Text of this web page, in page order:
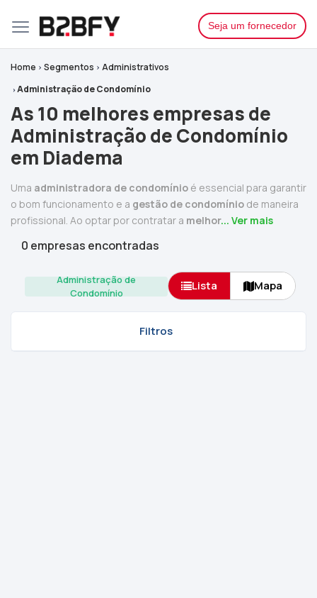
Seja um fornecedor
Home Segmentos
Administrativos
Administração de Condomínio
As 10 melhores empresas de
Administração de Condomínio
em Diadema
Uma administradora de condomínio é essencial para garantir
o bom funcionamento e a gestão de condomínio de maneira
profissional. Ao optar por contratar a melhor... Ver mais
0 empresas encontradas
Administração de
Condomínio
Lista Mapa
Filtros